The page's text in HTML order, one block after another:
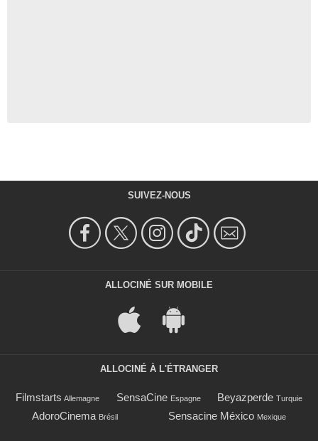
SUIVEZ-NOUS
ALLOCINÉ SUR MOBILE
ALLOCINÉ À L'ÉTRANGER
Filmstarts Allemagne SensaCine Espagne Beyazperde Turquie
AdoroCinema Brésil Sensacine México Mexique